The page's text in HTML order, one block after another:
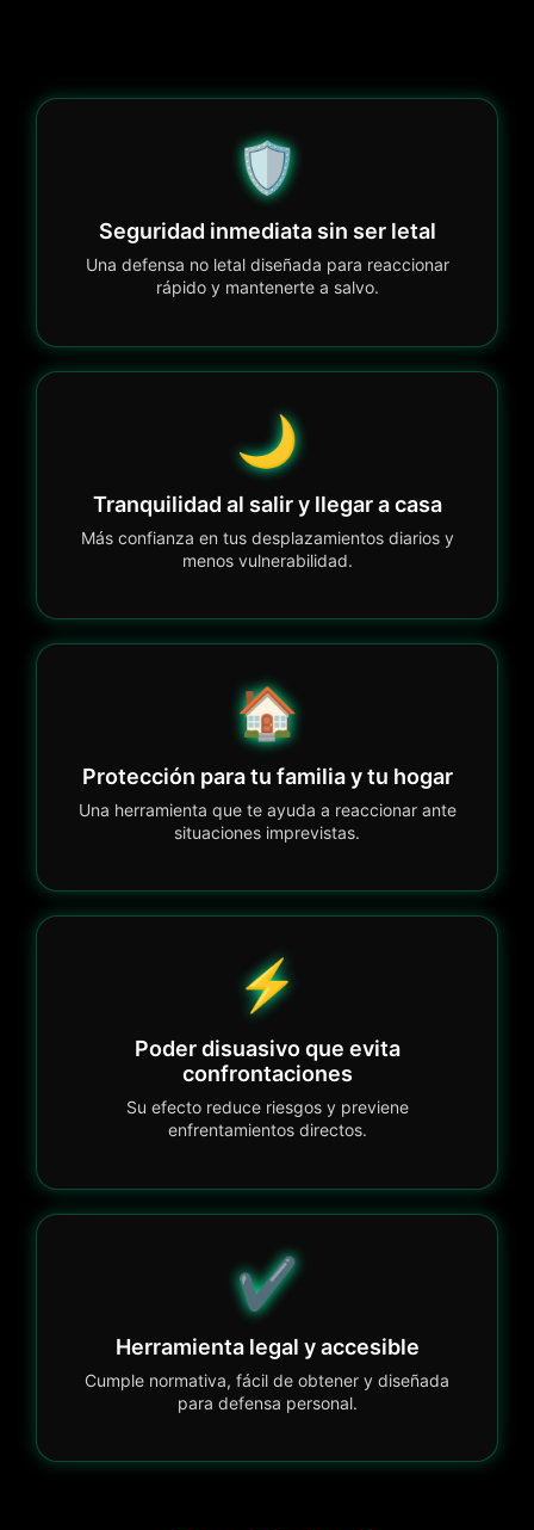
🛡️
Seguridad inmediata sin ser letal
Una defensa no letal diseñada para reaccionar
rápido y mantenerte a salvo.
🌙
Tranquilidad al salir y llegar a casa
Más confianza en tus desplazamientos diarios y
menos vulnerabilidad.
🏠
Protección para tu familia y tu hogar
Una herramienta que te ayuda a reaccionar ante
situaciones imprevistas.
⚡
Poder disuasivo que evita
confrontaciones
Su efecto reduce riesgos y previene
enfrentamientos directos.
✔️
Herramienta legal y accesible
Cumple normativa, fácil de obtener y diseñada
para defensa personal.